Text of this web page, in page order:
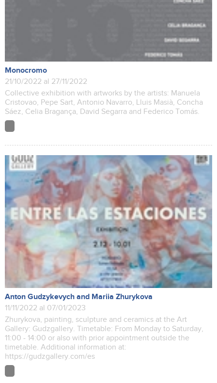
Monocromo
21/10/2022 al 27/11/2022
Collective exhibition with artworks by the artists: Manuela
Cristovao, Pepe Sart, Antonio Navarro, Lluis Masià, Concha
Sáez, Celia Bragança, David Segarra and Federico Tomás.
Anton Gudzykevych and Mariia Zhurykova
11/11/2022 al 07/01/2023
Zhurykova, painting, sculpture and ceramics at the Art
Gallery: Gudzgallery. Timetable: From Monday to Saturday,
11:00 - 14:00 or also with prior appointment outside the
timetable. Additional information at:
https://gudzgallery.com/es